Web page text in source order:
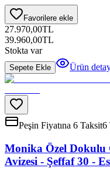
Favorilere ekle
27.970,00TL
39.960,00TL
Stokta var
Sepete Ekle Ürün
Peşin Fiyatına 6 Taksit6
Monika Özel Dokulu
Avizesi - Şeffaf 30 -